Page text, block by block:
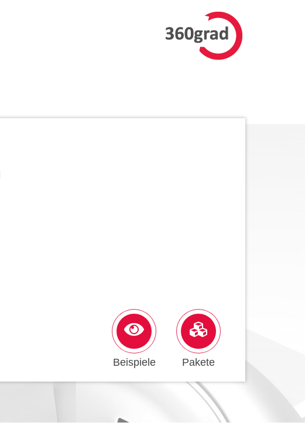
Beispiele Pakete